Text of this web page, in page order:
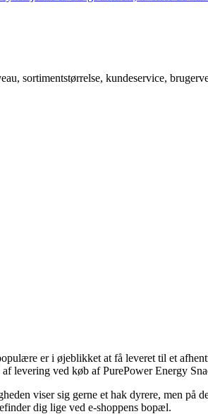
sortimentstørrelse, kundeservice,
er i øjeblikket at få leveret til et
af levering ved køb af PurePower Energy
viser sig gerne et hak dyrere, men på
dig lige ved e-shoppens bopæl.